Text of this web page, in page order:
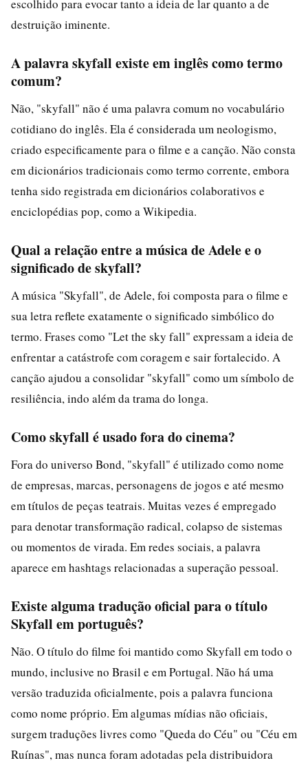
escolhido para evocar tanto a ideia de lar quanto a de
destruição iminente.
A palavra skyfall existe em inglês como termo
comum?
Não, "skyfall" não é uma palavra comum no vocabulário
cotidiano do inglês. Ela é considerada um neologismo,
criado especificamente para o filme e a canção. Não consta
em dicionários tradicionais como termo corrente, embora
tenha sido registrada em dicionários colaborativos e
enciclopédias pop, como a Wikipedia.
Qual a relação entre a música de Adele e o
significado de skyfall?
A música "Skyfall", de Adele, foi composta para o filme e
sua letra reflete exatamente o significado simbólico do
termo. Frases como "Let the sky fall" expressam a ideia de
enfrentar a catástrofe com coragem e sair fortalecido. A
canção ajudou a consolidar "skyfall" como um símbolo de
resiliência, indo além da trama do longa.
Como skyfall é usado fora do cinema?
Fora do universo Bond, "skyfall" é utilizado como nome
de empresas, marcas, personagens de jogos e até mesmo
em títulos de peças teatrais. Muitas vezes é empregado
para denotar transformação radical, colapso de sistemas
ou momentos de virada. Em redes sociais, a palavra
aparece em hashtags relacionadas a superação pessoal.
Existe alguma tradução oficial para o título
Skyfall em português?
Não. O título do filme foi mantido como Skyfall em todo o
mundo, inclusive no Brasil e em Portugal. Não há uma
versão traduzida oficialmente, pois a palavra funciona
como nome próprio. Em algumas mídias não oficiais,
surgem traduções livres como "Queda do Céu" ou "Céu em
Ruínas", mas nunca foram adotadas pela distribuidora